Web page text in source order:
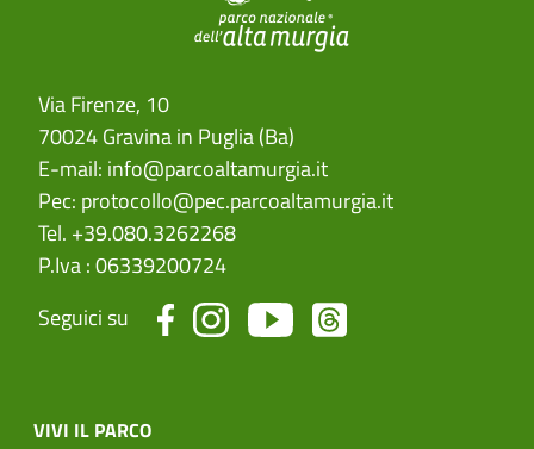
Via Firenze, 10
70024 Gravina in Puglia (Ba)
E-mail: info@parcoaltamurgia.it
Pec: protocollo@pec.parcoaltamurgia.it
Tel. +39.080.3262268
P.Iva : 06339200724
Seguici su
menu top footer
VIVI IL PARCO